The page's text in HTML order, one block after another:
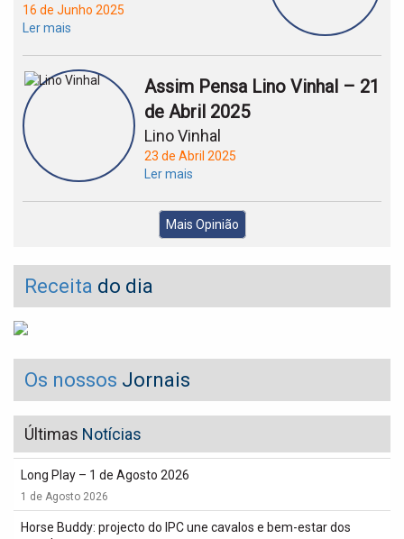
16 de Junho 2025
Ler mais
Assim Pensa Lino Vinhal – 21
de Abril 2025
Lino Vinhal
23 de Abril 2025
Ler mais
Mais Opinião
Receita do dia
Os nossos Jornais
Últimas Notícias
Long Play – 1 de Agosto 2026
1 de Agosto 2026
Horse Buddy: projecto do IPC une cavalos e bem-estar dos